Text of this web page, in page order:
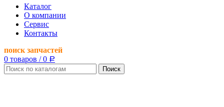
Каталог
О компании
Сервис
Контакты
поиск запчастей
0 товаров / 0 Р
Поиск